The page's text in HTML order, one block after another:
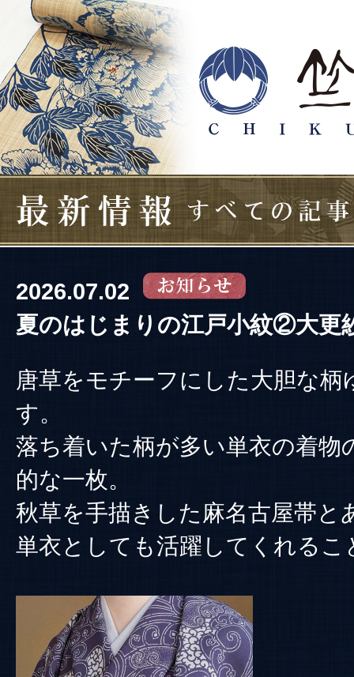
2026.07.02
夏のはじまりの江戸小紋②大更
唐草をモチーフにした大胆な柄
す。
落ち着いた柄が多い単衣の着物
的な一枚。
秋草を手描きした麻名古屋帯と
単衣としても活躍してくれるこ